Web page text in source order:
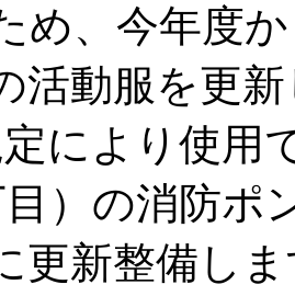
め、今年度
活動服を更
により使用
）の消防ポ
更新整備し